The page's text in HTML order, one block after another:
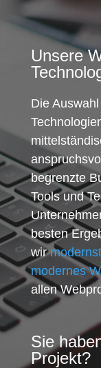
Unsere
Die
begrenzte
Tools und
besten
wir
modernes
allen
Sie
Projekt?